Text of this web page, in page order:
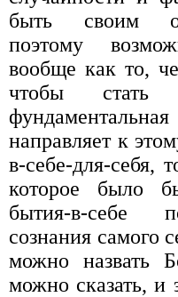
быть своим
поэтому
вообще как то,
чтобы стать
направляет к
в-себе-для-себя,
которое было
бытия-в-себе
сознания самого
можно назвать
можно сказать, и